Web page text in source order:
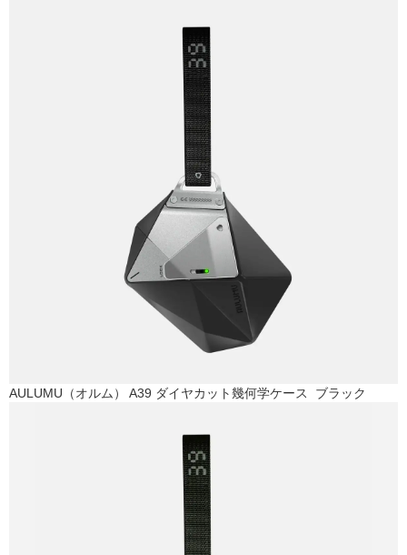
AULUMU（オルム） A39 ダイヤカット幾何学ケース ブラック